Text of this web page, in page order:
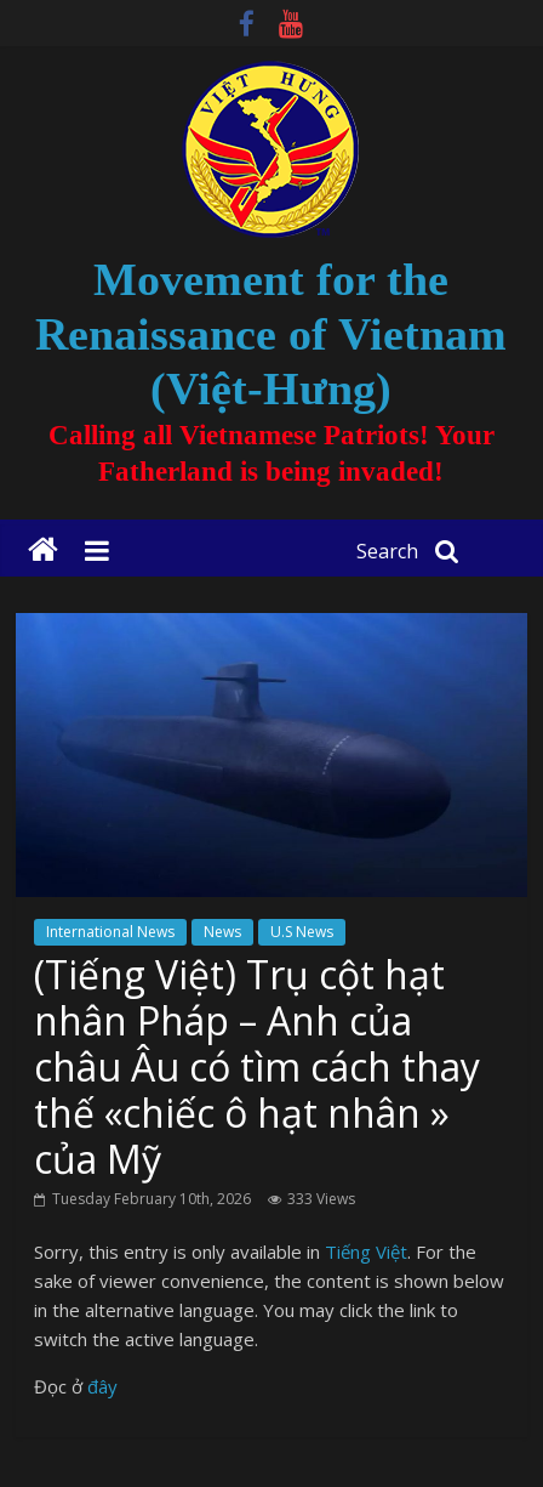
Movement for the
Renaissance of Vietnam
(Việt-Hưng)
Calling all Vietnamese Patriots! Your
Fatherland is being invaded!
Search
International News News U.S News
(Tiếng Việt) Trụ cột hạt
nhân Pháp – Anh của
châu Âu có tìm cách thay
thế «chiếc ô hạt nhân »
của Mỹ
Tuesday February 10th, 2026 333 Views
Sorry, this entry is only available in Tiếng Việt. For the
sake of viewer convenience, the content is shown below
in the alternative language. You may click the link to
switch the active language.
Đọc ởđây